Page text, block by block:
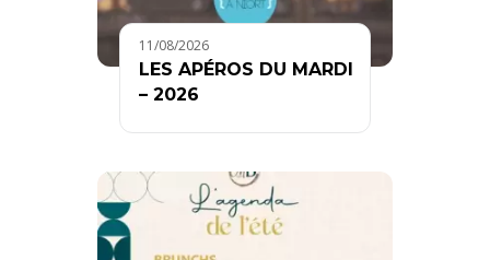
11/08/2026
LES APÉROS DU MARDI
– 2026